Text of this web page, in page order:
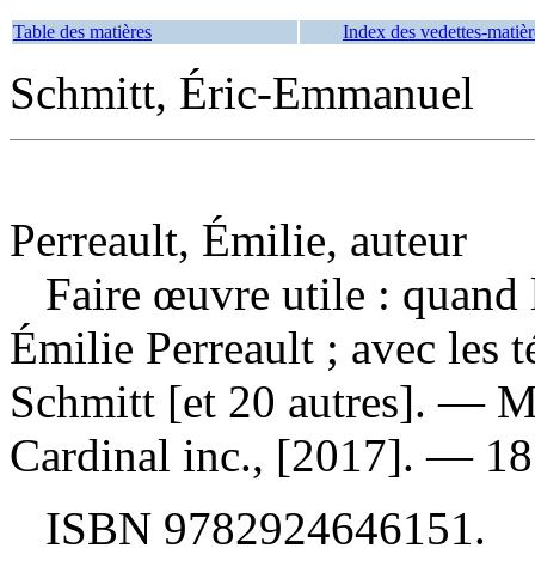
Table des matières Index des vedettes-
Schmitt, Éric-Emmanuel
Perreault, Émilie, auteur
Faire œuvre utile : quand
Émilie Perreault ; avec les
Schmitt [et 20 autres]. —
Cardinal inc., [2017]. —
ISBN 9782924646151.